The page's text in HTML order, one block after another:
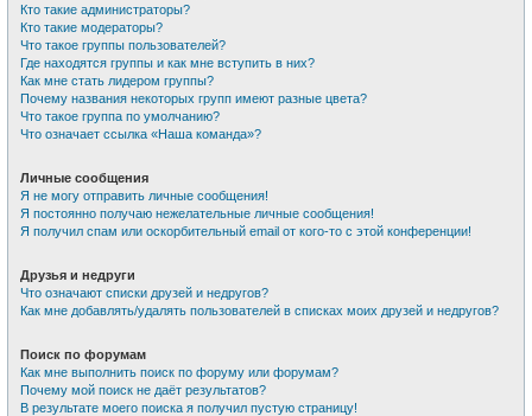
Кто такие администраторы?
Кто такие модераторы?
Что такое группы пользователей?
Где находятся группы и как мне вступить в них?
Как мне стать лидером группы?
Почему названия некоторых групп имеют разные цвета?
Что такое группа по умолчанию?
Что означает ссылка «Наша команда»?
Личные сообщения
Я не могу отправить личные сообщения!
Я постоянно получаю нежелательные личные сообщения!
Я получил спам или оскорбительный email от кого-то с этой конференции!
Друзья и недруги
Что означают списки друзей и недругов?
Как мне добавлять/удалять пользователей в списках моих друзей и недругов?
Поиск по форумам
Как мне выполнить поиск по форуму или форумам?
Почему мой поиск не даёт результатов?
В результате моего поиска я получил пустую страницу!